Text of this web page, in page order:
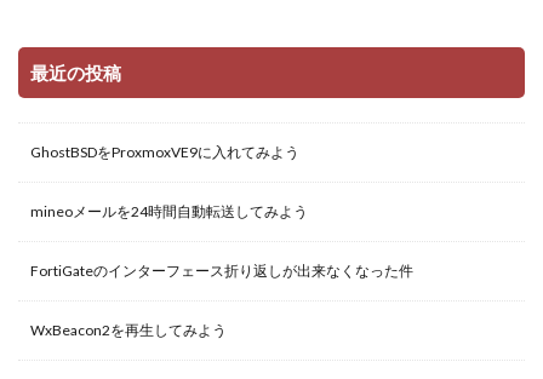
最近の投稿
GhostBSDをProxmoxVE9に入れてみよう
mineoメールを24時間自動転送してみよう
FortiGateのインターフェース折り返しが出来なくなった件
WxBeacon2を再生してみよう